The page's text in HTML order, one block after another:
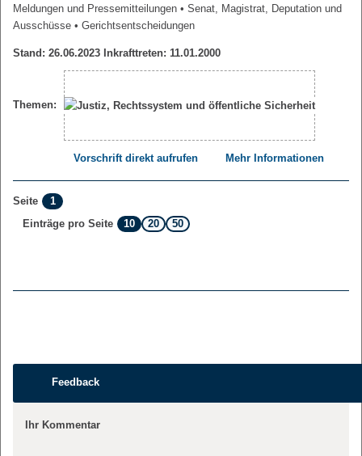
Meldungen und Pressemitteilungen • Senat, Magistrat, Deputation und
Ausschüsse • Gerichtsentscheidungen
Stand: 26.06.2023 Inkrafttreten: 11.01.2000
Themen:
Vorschrift direkt aufrufen Mehr Informationen
Seite
1
Einträge pro Seite
10 20 50
Feedback
Ihr Kommentar